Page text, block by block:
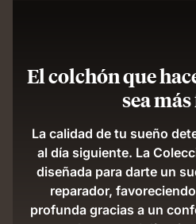
El colchón que
sea
La calidad de tu sueño
al día siguiente. La
diseñada para darte un
reparador,
profunda gracias a un